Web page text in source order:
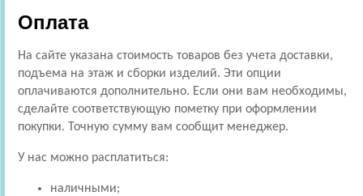
Оплата
На сайте указана стоимость товаров без учета доставки,
подъема на этаж и сборки изделий. Эти опции
оплачиваются дополнительно. Если они вам необходимы,
сделайте соответствующую пометку при оформлении
покупки. Точную сумму вам сообщит менеджер.
У нас можно расплатиться:
наличными;